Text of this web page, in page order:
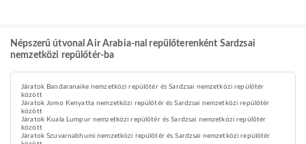
Népszerű útvonal Air Arabia-nal repülőterenként Sardzsai
nemzetközi repülőtér-ba
Járatok Bandaranaike nemzetközi repülőtér és Sardzsai nemzetközi repülőtér
között
Járatok Jomo Kenyatta nemzetközi repülőtér és Sardzsai nemzetközi repülőtér
között
Járatok Kuala Lumpur nemzetközi repülőtér és Sardzsai nemzetközi repülőtér
között
Járatok Szuvarnabhumi nemzetközi repülőtér és Sardzsai nemzetközi repülőtér